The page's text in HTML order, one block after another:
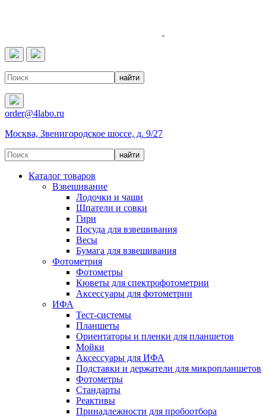
order@4labo.ru
Москва, Звенигородское шоссе, д. 9/27
Каталог товаров
Взвешивание
Лодочки и чаши
Шпатели и совки
Гири
Посуда для взвешивания
Весы
Бумага для взвешивания
Фотометрия
Фотометры
Кюветы для спектрофотометрии
Аксессуары для фотометрии
ИФА
Тест-системы
Планшеты
Ориентаторы и пленки для планшетов
Мойки
Аксессуары для ИФА
Подставки и держатели для микропланшетов
Фотометры
Стандарты
Реактивы
Принадлежности для пробоотбора